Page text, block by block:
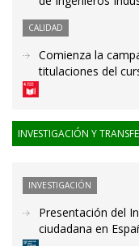
CALIDAD
Comienza la
titulaciones del
INVESTIGACIÓN Y
INVESTIGACIÓN
Presentación del
ciudadana en